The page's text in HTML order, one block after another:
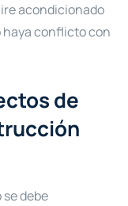
acondicionado
haya conflicto con
de
debe